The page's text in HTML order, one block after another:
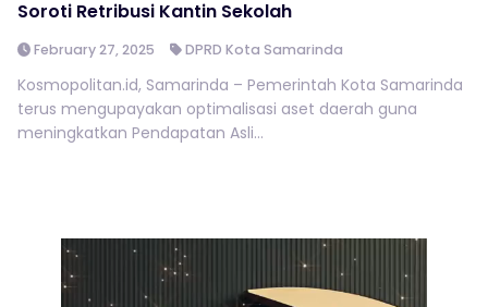
Soroti Retribusi Kantin Sekolah
February 27, 2025 DPRD Kota Samarinda
Kosmopolitan.id, Samarinda – Pemerintah Kota Samarinda
terus mengupayakan optimalisasi aset daerah guna
meningkatkan Pendapatan Asli...